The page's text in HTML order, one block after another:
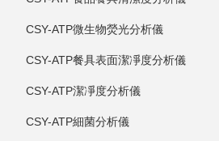
CSY-ATP微生物熒光分析儀
CSY-ATP餐具表面潔凈度分析儀
CSY-ATP潔凈度分析儀
CSY-ATP細菌分析儀